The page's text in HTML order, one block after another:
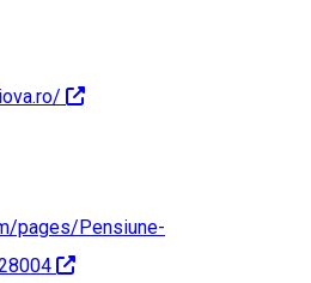
pages/Pensiune-